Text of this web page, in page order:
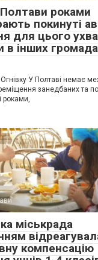
роками
покинуті
для цього
в інших
У Полтаві немає
занедбаних та
роками,
міськрада
компенсацію